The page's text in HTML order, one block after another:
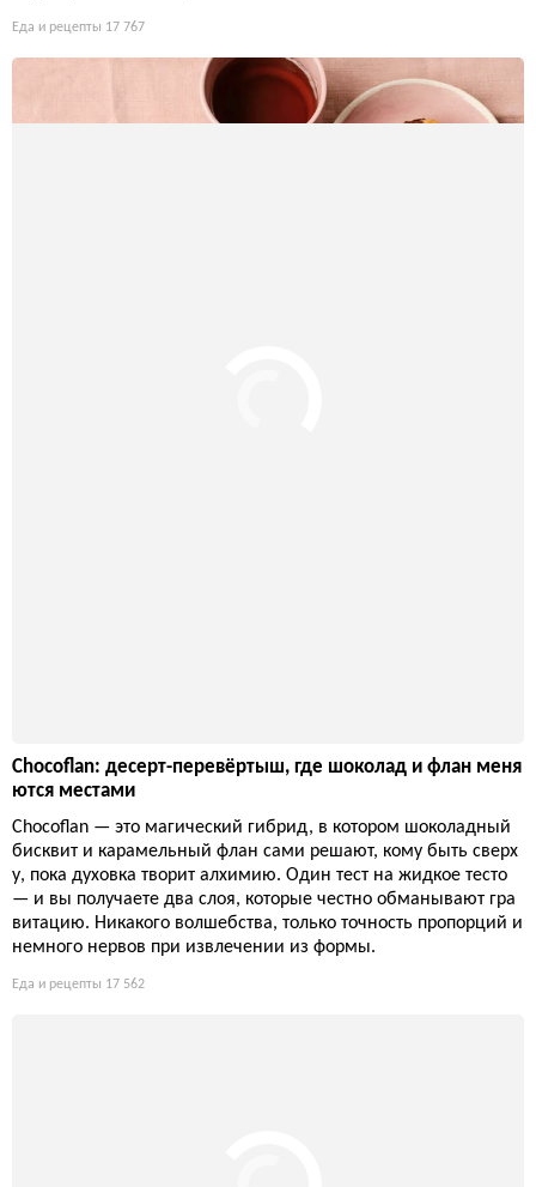
Еда и рецепты 17 767
Chocoflan: десерт-перевёртыш, где шоколад и флан меня
ются местами
Chocoflan — это магический гибрид, в котором шоколадный
бисквит и карамельный флан сами решают, кому быть сверх
у, пока духовка творит алхимию. Один тест на жидкое тесто
— и вы получаете два слоя, которые честно обманывают гра
витацию. Никакого волшебства, только точность пропорций и
немного нервов при извлечении из формы.
Еда и рецепты 17 562